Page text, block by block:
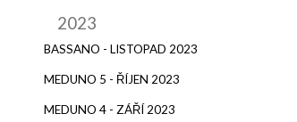
2023
BASSANO - LISTOPAD 2023
MEDUNO 5 - ŘÍJEN 2023
MEDUNO 4 - ZÁŘÍ 2023